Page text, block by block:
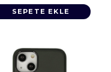
SEPETE EKLE